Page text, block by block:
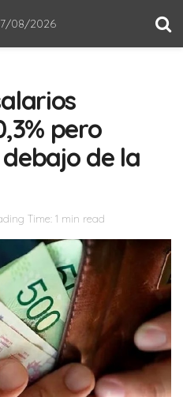
7/08/2026
pero
de la
Time: 1 min read